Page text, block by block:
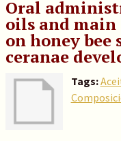
Oral
oils and main
on honey bee
ceranae
Tags: